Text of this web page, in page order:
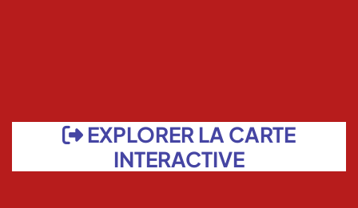
EXPLORER LA CARTE
INTERACTIVE